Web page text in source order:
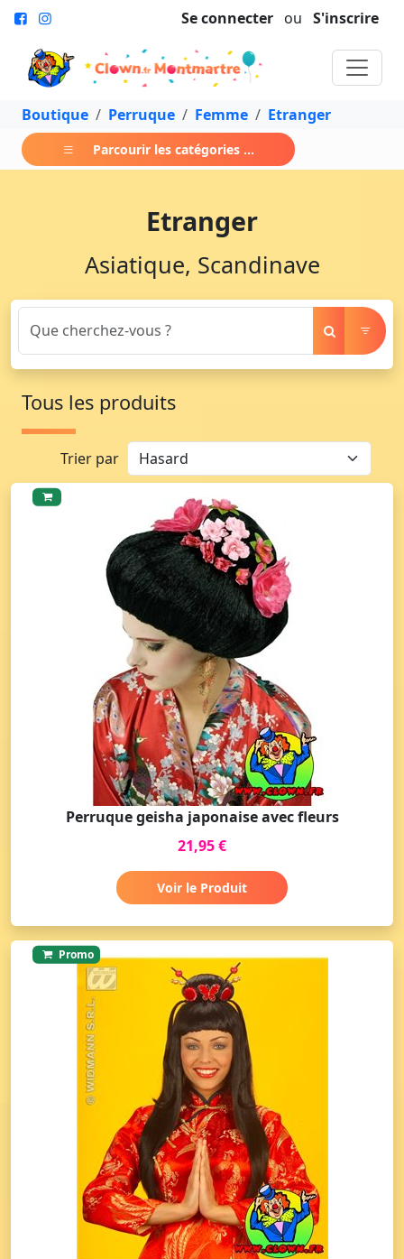
Se connecter ou S'inscrire
Boutique Perruque Femme Etranger
Parcourir les catégories ...
Etranger
Asiatique, Scandinave
Tous les produits
Trier par
Perruque geisha japonaise avec fleurs
21,95 €
Voir le Produit
Promo